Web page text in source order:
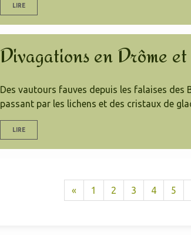
LIRE
Divagations en Drôme
Des vautours fauves depuis les falaises des
passant par les lichens et des cristaux de
LIRE
« 1 2 3 4 5